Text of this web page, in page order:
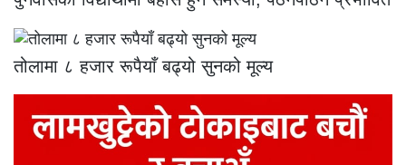
तोलामा ८ हजार रूपैयाँ बढ्यो सुनको मूल्य